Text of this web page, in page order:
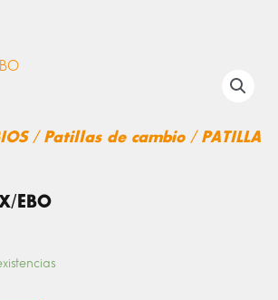
/ Patillas de cambio/ PATILLA
EBO